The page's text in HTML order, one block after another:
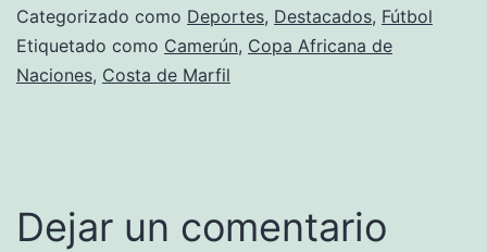
Categorizado como Deportes, Destacados, Fútbol
Etiquetado como Camerún, Copa Africana de
Naciones, Costa de Marfil
Dejar un comentario